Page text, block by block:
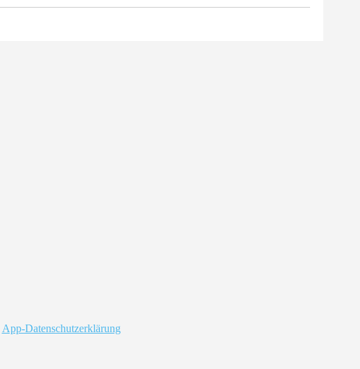
App-Datenschutzerklärung